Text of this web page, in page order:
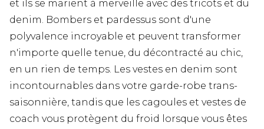
et ils se marient à merveille avec des tricots et du
denim. Bombers et pardessus sont d'une
polyvalence incroyable et peuvent transformer
n'importe quelle tenue, du décontracté au chic,
en un rien de temps. Les vestes en denim sont
incontournables dans votre garde-robe trans-
saisonnière, tandis que les cagoules et vestes de
coach vous protègent du froid lorsque vous êtes